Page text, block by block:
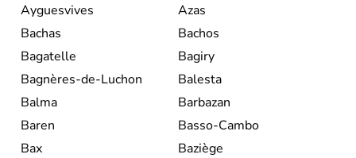
Ayguesvives
Azas
Bachas
Bachos
Bagatelle
Bagiry
Bagnères-de-Luchon
Balesta
Balma
Barbazan
Baren
Basso-Cambo
Bax
Baziège